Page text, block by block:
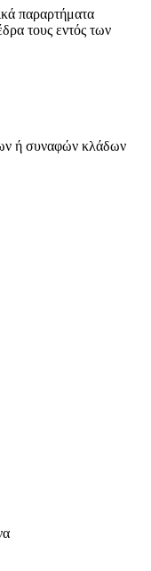
παραρτήματα
τους εντός των
ή συναφών κλάδων